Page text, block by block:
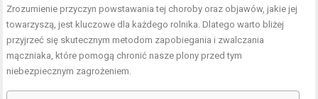
Zrozumienie przyczyn powstawania tej choroby oraz objawów, jakie jej
towarzyszą, jest kluczowe dla każdego rolnika. Dlatego warto bliżej
przyjrzeć się skutecznym metodom zapobiegania i zwalczania
mączniaka, które pomogą chronić nasze plony przed tym
niebezpiecznym zagrożeniem.